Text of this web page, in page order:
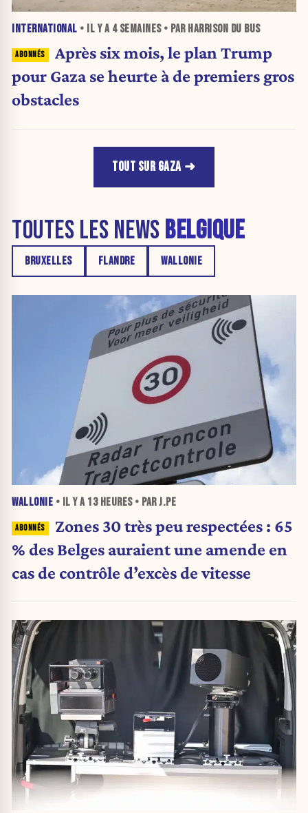
INTERNATIONAL • IL Y A 4 SEMAINES• PAR HARRISON DU BUS
Après six mois, le plan Trump
pour Gaza se heurte à de premiers gros
obstacles
TOUT SUR GAZA
TOUTES LES NEWS BELGIQUE
BRUXELLES FLANDRE WALLONIE
WALLONIE • IL Y A 13 HEURES• PAR J.PE
Zones 30 très peu respectées : 65
% des Belges auraient une amende en
cas de contrôle d’excès de vitesse